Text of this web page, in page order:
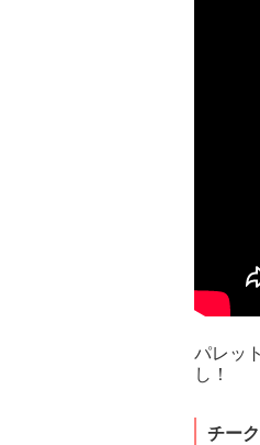
パレッ
し！
チー